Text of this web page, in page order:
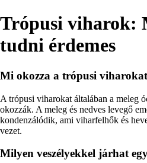
Trópusi viharok:
tudni érdemes
Mi okozza a trópusi
A trópusi viharokat általában a meleg
okozzák. A meleg és nedves levegő
kondenzálódik, ami viharfelhők és
vezet.
Milyen veszélyekkel járhat